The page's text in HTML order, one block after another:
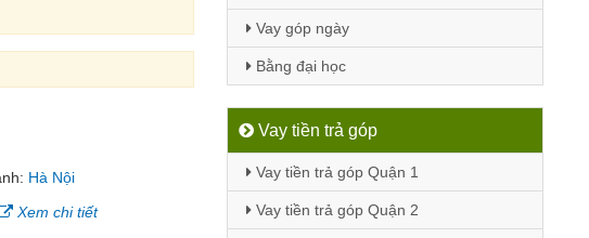
Hà Nội
Xem chi tiết
Vay góp ngày
Bằng đại học
Vay tiền trả góp
Vay tiền trả góp Quận 1
Vay tiền trả góp Quận 2